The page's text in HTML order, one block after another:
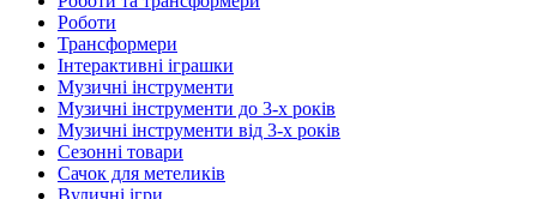
Роботи
Трансформери
Інтерактивні іграшки
Музичні інструменти
Музичні інструменти до 3-х років
Музичні інструменти від 3-х років
Сезонні товари
Сачок для метеликів
Вуличні ігри